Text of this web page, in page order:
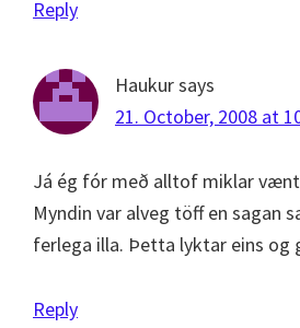
Reply
Haukursays
21. October, 2008 at
Já ég fór með alltof miklar
Myndin var alveg töff en sagan
ferlega illa. Þetta lyktar eins og
Reply